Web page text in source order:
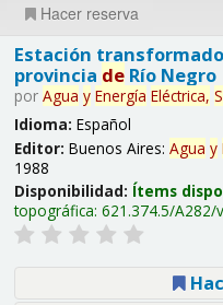
Hacer reserva
Estación
provincia deRío Negro
por Agua y Energía Eléctrica,
Idioma: Español
Editor: Buenos Aires: Agua y
1988
Disponibilidad: Ítems
topográfica: 621.374.5/A282/